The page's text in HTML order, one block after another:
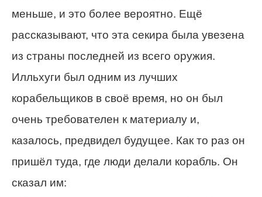
меньше, и это более вероятно. Ещё
рассказывают, что эта секира была увезена
из страны последней из всего оружия.
Илльхуги был одним из лучших
корабельщиков в своё время, но он был
очень требователен к материалу и,
казалось, предвидел будущее. Как то раз он
пришёл туда, где люди делали корабль. Он
сказал им: